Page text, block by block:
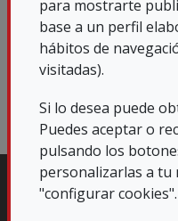
para mostrarte
base a un perfil
hábitos de
visitadas).
Si lo desea puede
Puedes aceptar o
pulsando los
personalizarlas a tu
"configurar cookies".
Politono
(462.17 KB)